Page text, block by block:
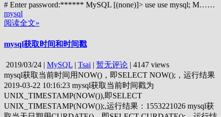
# Enter password:****** MySQL [(none)]> use use mysql; M……
mysql
阅读全文»
mysql获取时间和时间戳
2019/03/24 | MySQL | Tsai | 暂无评论 | 4147 views
mysql获取当前时间用NOW()，即SELECT NOW();，运行结果
2019-03-22 10:16:23 mysql获取当前时间戳为
UNIX_TIMESTAMP(NOW()),即SELECT
UNIX_TIMESTAMP(NOW());,运行结果：1553221026 mysql获